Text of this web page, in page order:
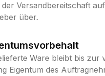
Versandbereitschaft
über.
Ware bleibt bis zur
Eigentum des